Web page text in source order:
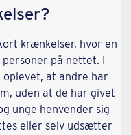
krænkelser, hvor en
på nettet. I
at andre har
uden at de har givet
unge henvender sig
eller selv udsætter